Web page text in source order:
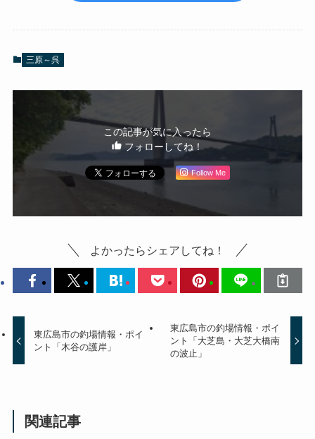
三原～呉
この記事が気に入ったら
フォローしてね！
Follow Me
よかったらシェアしてね！
東広島市の釣場情報・ポイ
ント「木谷の護岸」
東広島市の釣場情報・ポイ
ント「大芝島・大芝大橋南
の波止」
関連記事